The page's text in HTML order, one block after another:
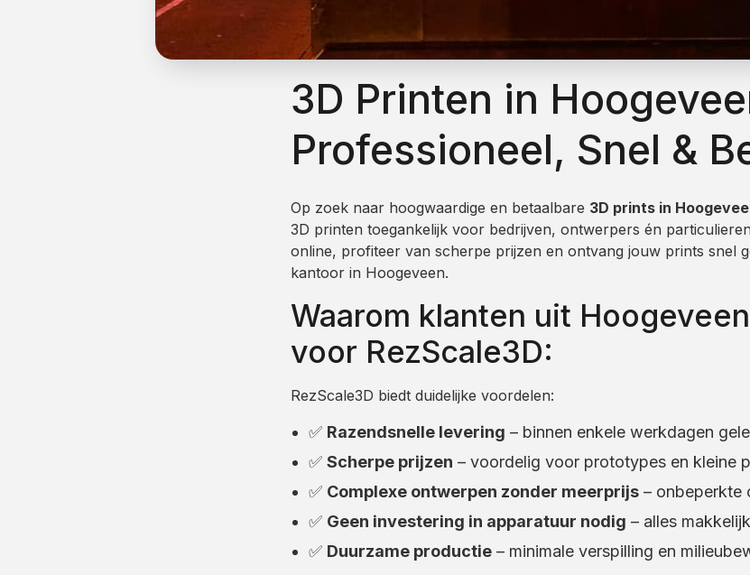
3D Printen in
Professioneel, Snel &
Op zoek naar hoogwaardige en betaalbare 3D prints in
3D printen toegankelijk voor bedrijven, ontwerpers én
online, profiteer van scherpe prijzen en ontvang jouw prints snel
kantoor in Hoogeveen.
Waarom klanten uit
voor RezScale3D:
RezScale3D biedt duidelijke voordelen:
✅ Razendsnelle levering – binnen enkele werkdagen
✅ Scherpe prijzen – voordelig voor prototypes en kleine
✅ Complexe ontwerpen zonder meerprijs – onbeperkte
✅ Geen investering in apparatuur nodig – alles
✅ Duurzame productie – minimale verspilling en